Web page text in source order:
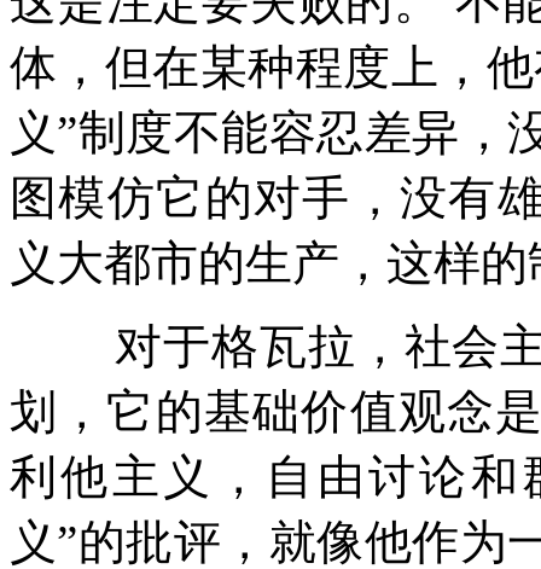
体，但在某种程度上，
义”制度不能容忍差异，
图模仿它的对手，没有
义大都市的生产，这样
对于格瓦拉，社会
划，它的基础价值观念
利他主义，自由讨论和
义”的批评，就像他作为